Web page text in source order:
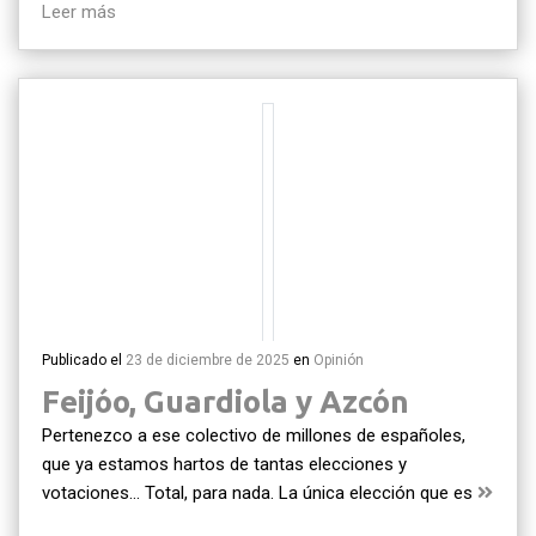
Leer más
Publicado el 23 de diciembre de 2025 en Opinión
Feijóo, Guardiola y Azcón
Pertenezco a ese colectivo de millones de españoles,
que ya estamos hartos de tantas elecciones y
votaciones… Total, para nada. La única elección que es